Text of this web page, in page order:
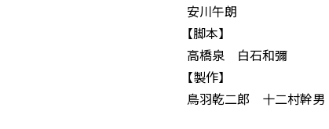
安川午朗
【脚本】
高橋泉 白石和彌
【製作】
鳥羽乾二郎 十二村幹男